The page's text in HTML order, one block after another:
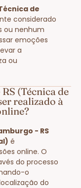
de
considerado
ou nenhum
emoções
a
ou
(Técnica de
realizado à
- RS
é
online. O
do processo
o
do